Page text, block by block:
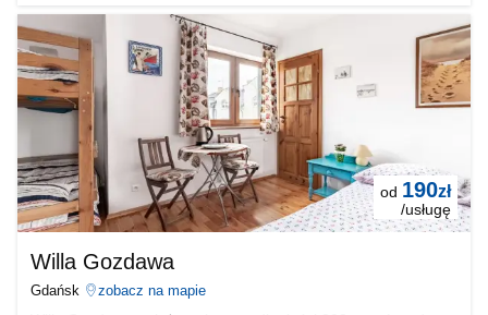
od 190zł
/usługę
Willa Gozdawa
Gdańsk zobacz na mapie